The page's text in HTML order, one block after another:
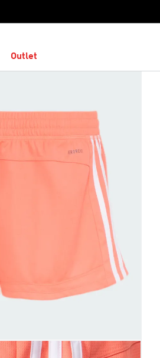
Outlet